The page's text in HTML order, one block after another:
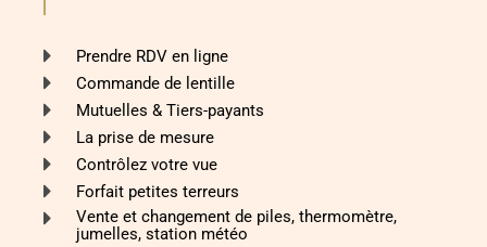
Prendre RDV en ligne
Commande de lentille
Mutuelles & Tiers-payants
La prise de mesure
Contrôlez votre vue
Forfait petites terreurs
Vente et changement de piles, thermomètre,
jumelles, station météo